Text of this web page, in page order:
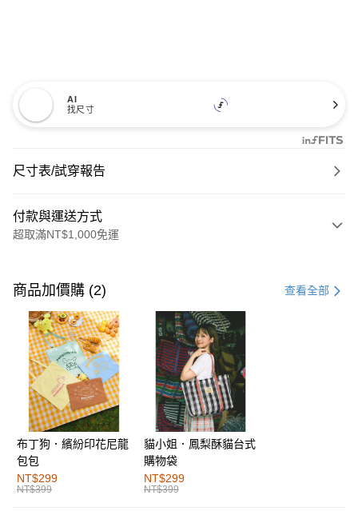
AI
找尺寸
尺寸表/試穿報告
付款與運送方式
超取滿NT$1,000免運
信用卡一次付款
購物金
超商取貨付款
LINE Pay
街口支付
運送方式
全家取貨付款
每筆NT$60，滿NT$1,000(含以上)免運費
商品加價購 (2) 查看全部
布丁狗．繽紛印花尼龍
包包
NT$299
NT$399
貓小姐．鳳梨酥貓台式
購物袋
NT$299
NT$399